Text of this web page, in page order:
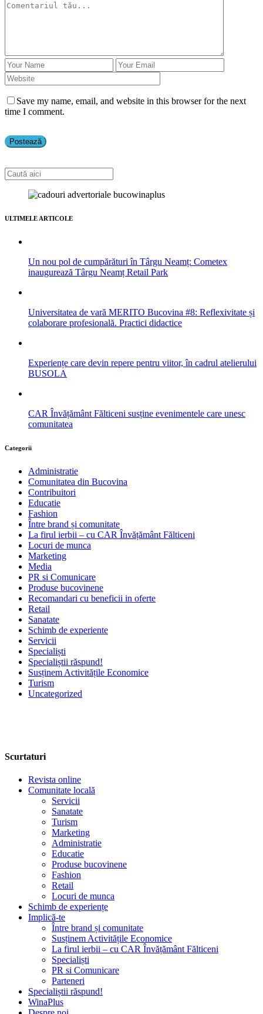
Save my name, email, and website in this browser for the next
time I comment.
ULTIMELE ARTICOLE
Un nou pol de cumpărături în Târgu Neamț: Cometex
inaugurează Târgu Neamț Retail Park
Universitatea de vară MERITO Bucovina #8: Reflexivitate și
colaborare profesională. Practici didactice
Experiențe care devin repere pentru viitor, în cadrul atelierului
BUSOLA
CAR Învățământ Fălticeni susține evenimentele care unesc
comunitatea
Categorii
Administratie
Comunitatea din Bucovina
Contribuitori
Educatie
Fashion
Între brand și comunitate
La firul ierbii – cu CAR Învățământ Fălticeni
Locuri de munca
Marketing
Media
PR si Comunicare
Produse bucovinene
Recomandari cu beneficii in oferte
Retail
Sanatate
Schimb de experiente
Servicii
Specialiști
Specialiștii răspund!
Susținem Activitățile Economice
Turism
Uncategorized
Scurtaturi
Revista online
Comunitate locală
Servicii
Sanatate
Turism
Marketing
Administratie
Educatie
Produse bucovinene
Fashion
Retail
Locuri de munca
Schimb de experiențe
Implică-te
Între brand și comunitate
Susținem Activitățile Economice
La firul ierbii – cu CAR Învățământ Fălticeni
Specialiști
PR si Comunicare
Parteneri
Specialiștii răspund!
WinaPlus